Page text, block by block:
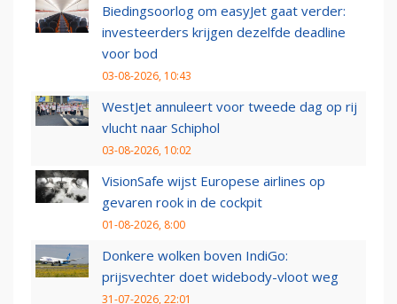
Biedingsoorlog om easyJet gaat verder:
investeerders krijgen dezelfde deadline
voor bod
03-08-2026, 10:43
WestJet annuleert voor tweede dag op rij
vlucht naar Schiphol
03-08-2026, 10:02
VisionSafe wijst Europese airlines op
gevaren rook in de cockpit
01-08-2026, 8:00
Donkere wolken boven IndiGo:
prijsvechter doet widebody-vloot weg
31-07-2026, 22:01